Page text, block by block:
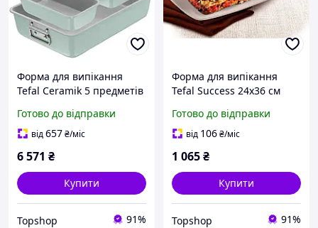
Форма для випікання
Tefal Ceramik 5 предметів
Готово до відправки
від657₴/міс
6 571 ₴
Купити
Topshop 91%
Форма для випікання
Tefal Success 24х36 см
Готово до відправки
від 106₴/міс
1 065₴
Купити
Topshop 91%